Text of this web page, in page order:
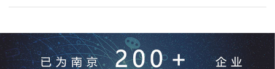
一个互联网企业可以保证10年之内还能存在，可见互联网行业的
析，互联网发展的趋势和前景